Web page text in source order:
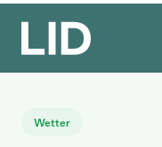
Wetter